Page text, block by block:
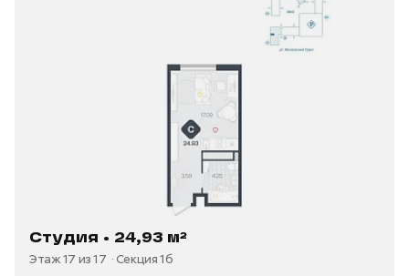
Студия • 24,93 м²
Этаж 17 из 17 Секция 1б